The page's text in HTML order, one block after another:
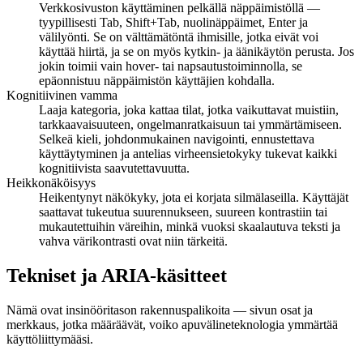
Verkkosivuston käyttäminen pelkällä näppäimistöllä —
tyypillisesti Tab, Shift+Tab, nuolinäppäimet, Enter ja
välilyönti. Se on välttämätöntä ihmisille, jotka eivät voi
käyttää hiirtä, ja se on myös kytkin- ja äänikäytön perusta. Jos
jokin toimii vain hover- tai napsautustoiminnolla, se
epäonnistuu näppäimistön käyttäjien kohdalla.
Kognitiivinen vamma
Laaja kategoria, joka kattaa tilat, jotka vaikuttavat muistiin,
tarkkaavaisuuteen, ongelmanratkaisuun tai ymmärtämiseen.
Selkeä kieli, johdonmukainen navigointi, ennustettava
käyttäytyminen ja antelias virheensietokyky tukevat kaikki
kognitiivista saavutettavuutta.
Heikkonäköisyys
Heikentynyt näkökyky, jota ei korjata silmälaseilla. Käyttäjät
saattavat tukeutua suurennukseen, suureen kontrastiin tai
mukautettuihin väreihin, minkä vuoksi skaalautuva teksti ja
vahva värikontrasti ovat niin tärkeitä.
Tekniset ja ARIA-käsitteet
Nämä ovat insinööritason rakennuspalikoita — sivun osat ja
merkkaus, jotka määräävät, voiko apuvälineteknologia ymmärtää
käyttöliittymääsi.